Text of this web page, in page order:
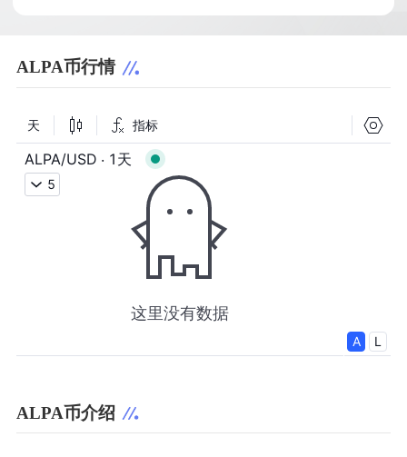
ALPA币行情
ALPA币介绍